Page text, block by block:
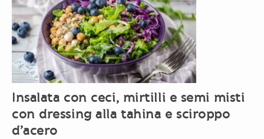
Insalata con ceci, mirtilli e semi misti
con dressing alla tahina e sciroppo
d’acero